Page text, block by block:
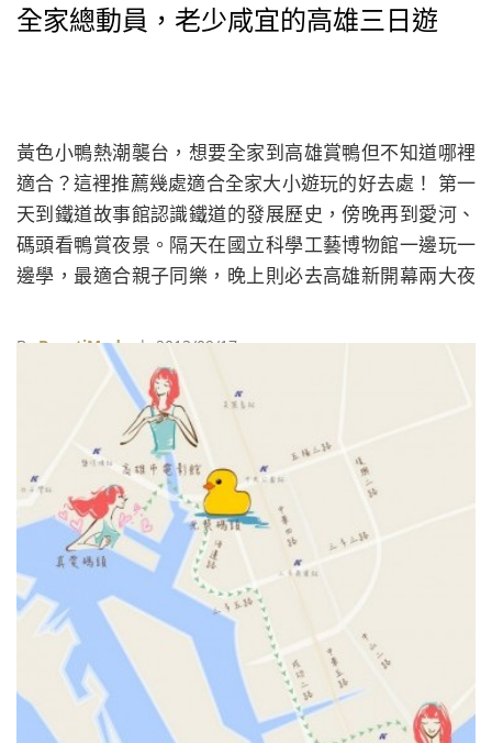
全家總動員，老少咸宜的高雄三日遊
黃色小鴨熱潮襲台，想要全家到高雄賞鴨但不知道哪裡
適合？這裡推薦幾處適合全家大小遊玩的好去處！ 第一
天到鐵道故事館認識鐵道的發展歷史，傍晚再到愛河、
碼頭看鴨賞夜景。隔天在國立科學工藝博物館一邊玩一
邊學，最適合親子同樂，晚上則必去高雄新開幕兩大夜
地公園、蓮池潭風景區和孔廟，三者相連，一次玩遍！
打狗鐵道故事館 捷運西子灣站旁的「打狗鐵道故事
館」，是高雄的第一個火車站，這裡保留許多舊型號列
車，以前的辦公室、站長室也開放民眾入內參觀，並在
牆上以生動的圖ă
ByBeautiMode| 2013/09/17